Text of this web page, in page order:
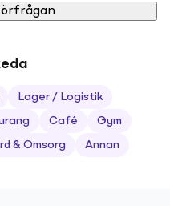
Lager / Logistik
Café Gym
& Omsorg Annan